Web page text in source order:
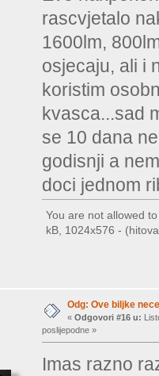
rascvjetalo
1600lm,
osjecaju, ali i
koristim
kvasca...sad
se 10 dana
godisnji a
doci jednom
You are not allowed
kB, 1024x576 -
Odg: Ove biljke
« Odgovori #16 u:
poslijepodne »
Imas razno